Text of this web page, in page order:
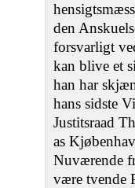
den
forsvarligt
kan blive et
han har
hans sidste
Justitsraad
as
Nuværende
være tvende